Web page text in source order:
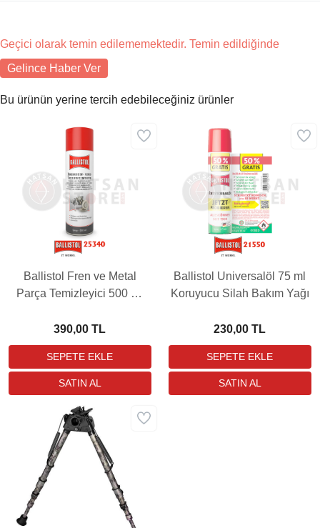
Geçici olarak temin edilememektedir. Temin edildiğinde
Gelince Haber Ver
Bu ürünün yerine tercih edebileceğiniz ürünler
Ballistol Fren ve Metal
Parça Temizleyici 500 ml
390,00 TL
Ballistol Universalöl 75 ml
Koruyucu Silah Bakım Yağı
230,00 TL